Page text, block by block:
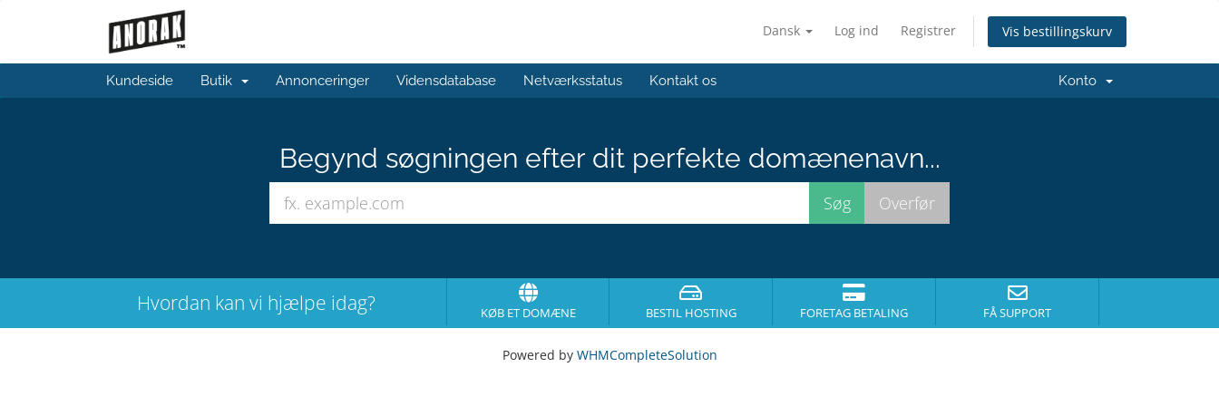
Dansk Log ind Registrer Vis bestillingskurv
Kundeside Butik Annonceringer Vidensdatabase Netværksstatus Kontakt os Konto
Begynd søgningen efter dit perfekte domænenavn...
Hvordan kan vi hjælpe idag? KØB ET DOMÆNE BESTIL HOSTING FORETAG BETALING FÅ SUPPORT
Powered by WHMCompleteSolution